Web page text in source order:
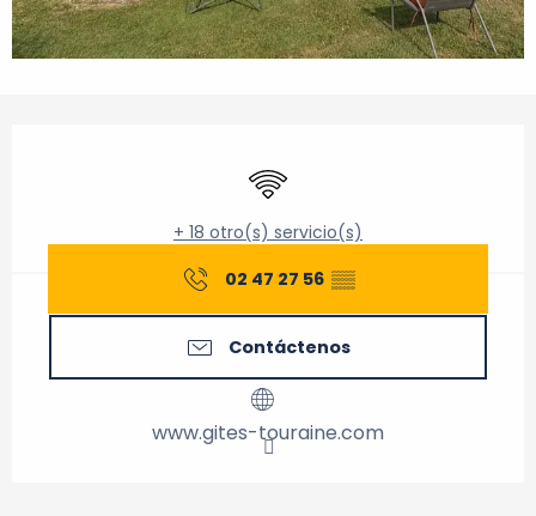
Wifi
+ 18 otro(s) servicio(s)
02 47 27 56 ▒▒
Contáctenos
www.gites-touraine.com